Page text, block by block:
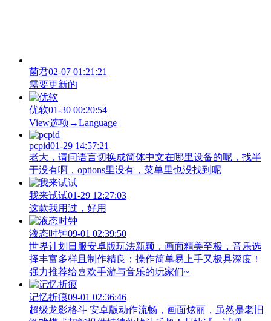
菌君02-07 01:21:21
需要更新的
优软01-30 00:20:54
View‌选项→Language
pcpid01-29 14:57:21
老大，请问语言切换成简体中文在哪里设备的呢，找半
于没有啊，options里没有，菜单里也没找到呢
我来试试01-29 12:27:03
这款我用过，好用
液态时钟09-01 02:39:50
世界计划日服安卓版玩法新颖，画面精美至极，音乐选
择丰富多样且制作精良；操作简单易上手又极具深度！
强力推荐给喜欢手游与音乐的玩家们~
记忆折痕09-01 02:36:46
超级龙影格斗 安卓版动作流畅，画面炫丽，虽然是老旧